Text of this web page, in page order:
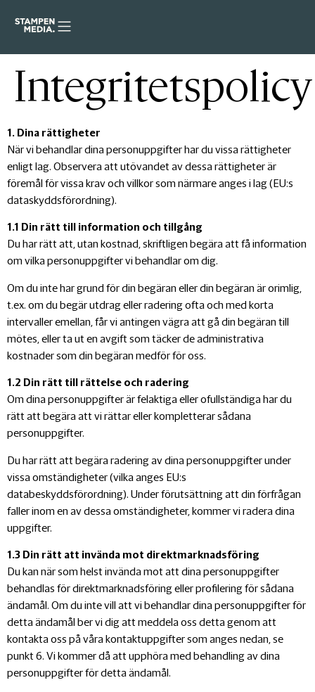
Integritetspolicy
1. Dina rättigheter
När vi behandlar dina personuppgifter har du vissa rättigheter
enligt lag. Observera att utövandet av dessa rättigheter är
föremål för vissa krav och villkor som närmare anges i lag (EU:s
dataskyddsförordning).
1.1 Din rätt till information och tillgång
Du har rätt att, utan kostnad, skriftligen begära att få information
om vilka personuppgifter vi behandlar om dig.
Om du inte har grund för din begäran eller din begäran är orimlig,
t.ex. om du begär utdrag eller radering ofta och med korta
intervaller emellan, får vi antingen vägra att gå din begäran till
mötes, eller ta ut en avgift som täcker de administrativa
kostnader som din begäran medför för oss.
1.2 Din rätt till rättelse och radering
Om dina personuppgifter är felaktiga eller ofullständiga har du
rätt att begära att vi rättar eller kompletterar sådana
personuppgifter.
Du har rätt att begära radering av dina personuppgifter under
vissa omständigheter (vilka anges EU:s
databeskyddsförordning). Under förutsättning att din förfrågan
faller inom en av dessa omständigheter, kommer vi radera dina
uppgifter.
1.3 Din rätt att invända mot direktmarknadsföring
Du kan när som helst invända mot att dina personuppgifter
behandlas för direktmarknadsföring eller profilering för sådana
ändamål. Om du inte vill att vi behandlar dina personuppgifter för
detta ändamål ber vi dig att meddela oss detta genom att
kontakta oss på våra kontaktuppgifter som anges nedan, se
punkt 6. Vi kommer då att upphöra med behandling av dina
personuppgifter för detta ändamål.